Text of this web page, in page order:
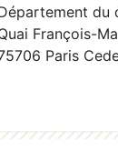
du
François-
Paris